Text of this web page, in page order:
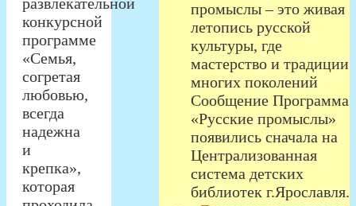
развлекательной
конкурсной
программе
«Семья,
согретая
любовью,
всегда
надежна
и
крепка»,
которая
промыслы – это живая
летопись русской
культуры, где
мастерство и традиции
многих поколений
Сообщение Программа
«Русские промыслы»
появились сначала на
Централизованная
система детских
библиотек г.Ярославля.